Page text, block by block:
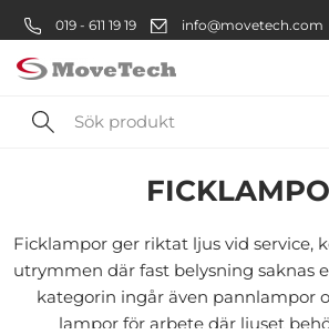
019 - 611 19 19 info@movetech.com
Sök
produktSäkerhetsprodukter
Ficklampor ger riktat ljus vid service,
utrymmen där fast belysning saknas
kategorin ingår även pannlampor
lampor för arbete där ljuset
Välkommen! Välj hur
handla:
Företag